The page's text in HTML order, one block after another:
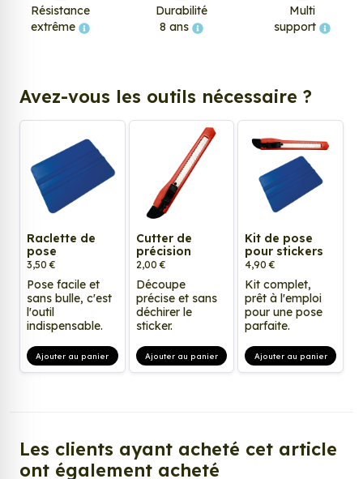
Résistance
extrême
Durabilité
8 ans
Multi
support
Avez-vous les outils nécessaire ?
Raclette de
pose
3,50 €
Pose facile et
sans bulle, c'est
l'outil
indispensable.
Ajouter au panier
Cutter de
précision
2,00 €
Découpe
précise et sans
déchirer le
sticker.
Ajouter au panier
Kit de pose
pour stickers
4,90 €
Kit complet,
prêt à l'emploi
pour une pose
parfaite.
Ajouter au panier
Les clients ayant acheté cet article
ont également acheté